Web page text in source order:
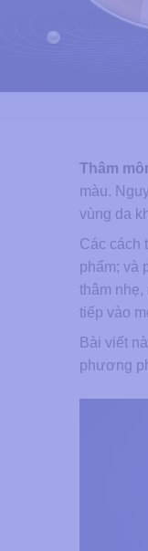
Thâm
màu.
vùng da
Các cách
phẩm; và
thâm
tiếp vào
Bài viết
phương